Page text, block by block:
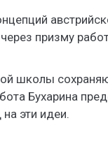
призму
школы
Бухарина
эти идеи.